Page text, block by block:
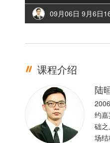
09月06日 9月6日
课程介绍
陆
约
础
场